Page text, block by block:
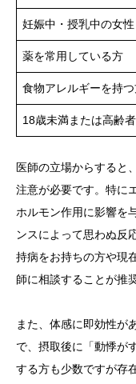
妊娠中・授乳中の女性
薬を常用している方
食物アレルギーを持
18歳未満または高齢者
医師の立場からすると
注意が必要です。特に
ホルモン作用に影響を
ンスによって思わぬ反
持病をお持ちの方や現
師に相談することが推
また、体感に即効性が
で、摂取後に「動悸が
する方も少数ですが存